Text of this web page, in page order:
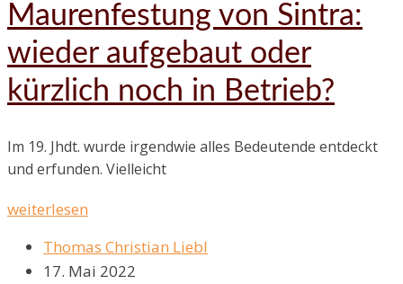
Maurenfestung von Sintra:
wieder aufgebaut oder
kürzlich noch in Betrieb?
Im 19. Jhdt. wurde irgendwie alles Bedeutende entdeckt
und erfunden. Vielleicht
weiterlesen
Thomas Christian Liebl
17. Mai 2022